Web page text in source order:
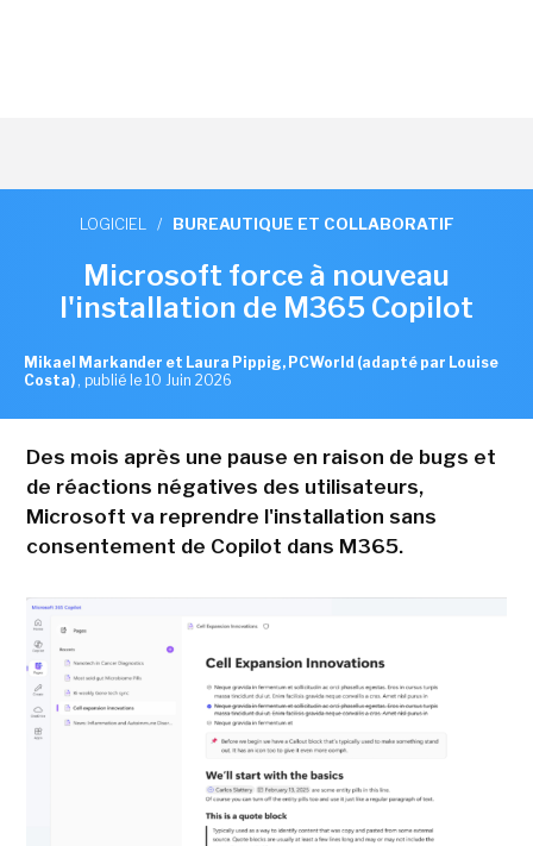
LOGICIEL / BUREAUTIQUE ET COLLABORATIF
Microsoft force à nouveau
l'installation de M365 Copilot
Mikael Markander et Laura Pippig, PCWorld (adapté par Louise
Costa) , publié le 10 Juin 2026
Des mois après une pause en raison de bugs et
de réactions négatives des utilisateurs,
Microsoft va reprendre l'installation sans
consentement de Copilot dans M365.